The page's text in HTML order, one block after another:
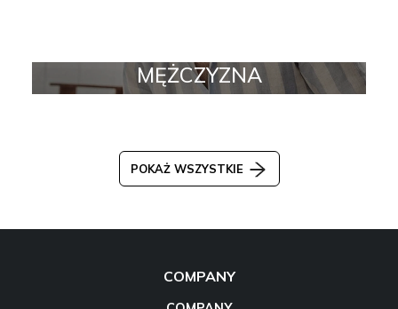
MĘŻCZYZNA
POKAŻ WSZYSTKIE
COMPANY